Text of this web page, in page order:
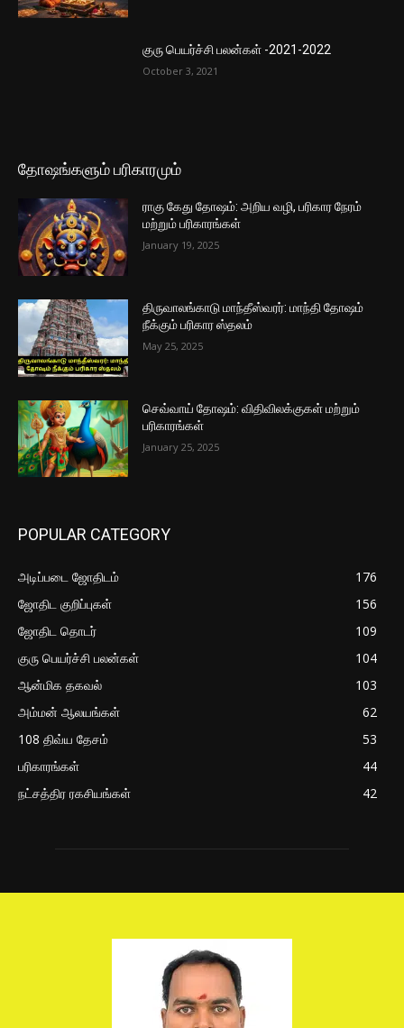
குரு பெயர்ச்சி பலன்கள் -2021-2022
October 3, 2021
தோஷங்களும் பரிகாரமும்
ராகு கேது தோஷம்: அறிய வழி, பரிகார நேரம்
மற்றும் பரிகாரங்கள்
January 19, 2025
திருவாலங்காடு மாந்தீஸ்வரர்: மாந்தி தோஷம்
நீக்கும் பரிகார ஸ்தலம்
May 25, 2025
செவ்வாய் தோஷம்: விதிவிலக்குகள் மற்றும்
பரிகாரங்கள்
January 25, 2025
POPULAR CATEGORY
அடிப்படை ஜோதிடம்
176
ஜோதிட குறிப்புகள்
156
ஜோதிட தொடர்
109
குரு பெயர்ச்சி பலன்கள்
104
ஆன்மிக தகவல்
103
அம்மன் ஆலயங்கள்
62
108 திவ்ய தேசம்
53
பரிகாரங்கள்
44
நட்சத்திர ரகசியங்கள்
42